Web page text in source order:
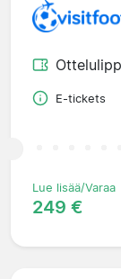
E-tickets
Lue lisää/Varaa
249 €